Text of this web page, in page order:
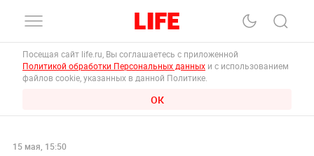
Посещая сайт life.ru, Вы соглашаетесь с приложенной
Политикой обработки Персональных данных и с использованием
файлов cookie, указанных в данной Политике.
ОК
15 мая, 15:50